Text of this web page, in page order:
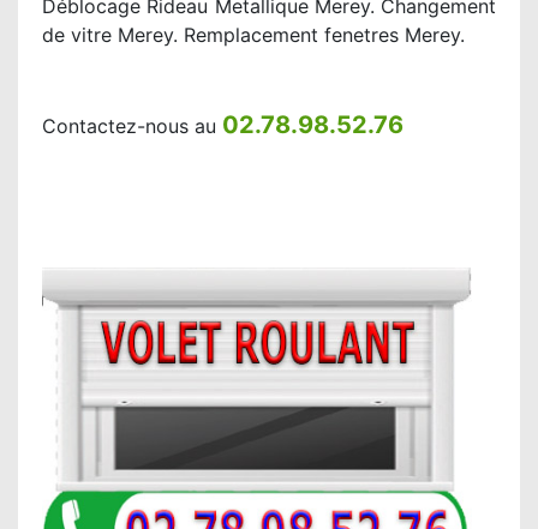
Déblocage Rideau Metallique Merey. Changement
de vitre Merey. Remplacement fenetres Merey.
Contactez-nous au 02.78.98.52.76